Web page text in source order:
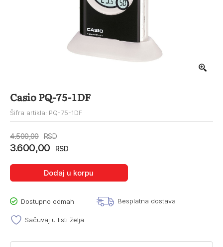
Casio PQ-75-1DF
Šifra artikla: PQ-75-1DF
4.500,00 RSD
Originalna
cena
je
bila:
3.600,00 RSD
Trenutna
cena
je:
3.600,00RSD.
Dodaj u korpu
Dostupno odmah Besplatna dostava
Sačuvaj u listi želja